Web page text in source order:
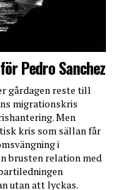
Pedro Sanchez
gårdagen reste till
migrationskris
Men
kris som sällan får
i
brusten relation med
utan att lyckas.